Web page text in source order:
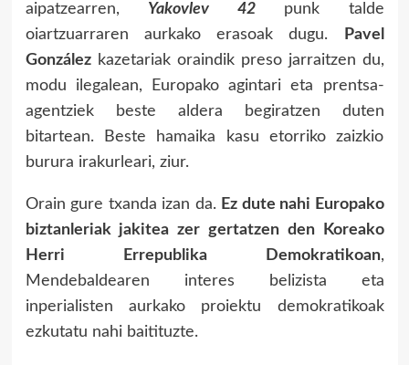
aipatzearren, Yakovlev 42 punk talde
oiartzuarraren aurkako erasoak dugu.
Pavel
Gonzálezkazetariak oraindik preso jarraitzen du,
modu ilegalean, Europako agintari eta prentsa-
agentziek beste aldera begiratzen duten
bitartean. Beste hamaika kasu etorriko zaizkio
burura irakurleari, ziur.
Orain gure txanda izan da. Ez dute nahi Europako
biztanleriak jakitea zer gertatzen den Koreako
Herri Errepublika Demokratikoan,
Mendebaldearen interes belizista eta
inperialisten aurkako proiektu demokratikoak
ezkutatu nahi baitituzte.